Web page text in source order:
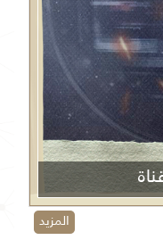
منصة دعائية
المزيد